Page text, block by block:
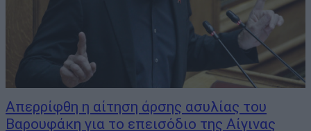
Απερρίφθη η αίτηση άρσης ασυλίας του
Βαρουφάκη για το επεισόδιο της Αίγινας